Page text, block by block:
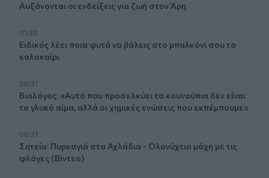
Αυξάνονται οι ενδείξεις για ζωή στον Άρη
01:30
Ειδικός λέει ποια φυτά να βάλεις στο μπαλκόνι σου το
καλοκαίρι
00:31
Βιολόγος: «Αυτό που προσελκύει τα κουνούπια δεν είναι
το γλυκό αίμα, αλλά οι χημικές ενώσεις που εκπέμπουμε»
00:31
Σητεία: Πυρκαγιά στα Αχλάδια - Ολονύχτια μάχη με τις
φλόγες (Βίντεο)